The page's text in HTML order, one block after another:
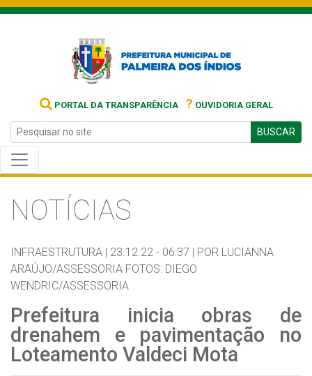
PORTAL DA TRANSPARÊNCIA ? OUVIDORIA GERAL
BUSCAR
NOTÍCIAS
INFRAESTRUTURA | 23.12.22 - 06:37 | POR LUCIANNA
ARAÚJO/ASSESSORIA FOTOS: DIEGO
WENDRIC/ASSESSORIA
Prefeitura inicia obras de
drenahem e pavimentação no
Loteamento Valdeci Mota